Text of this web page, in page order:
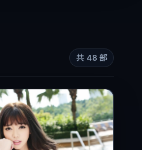
共 48 部